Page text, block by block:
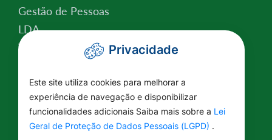
Gestão de Pessoas
LDA
Valor da Terra Nua
Relatório de Atividades
Plano Estratégico Institucional
Lei Federal nº 14.129/2021
Privacidade
Este site utiliza cookies para melhorar a
experiência de navegação e disponibilizar
funcionalidades adicionais Saiba mais sobre a Lei
Geral de Proteção de Dados Pessoais (LGPD) .